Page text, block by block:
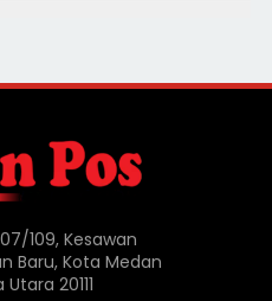
109, Kesawan
Baru, Kota Medan
20111